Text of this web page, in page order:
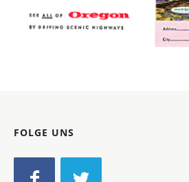
FOLGE UNS